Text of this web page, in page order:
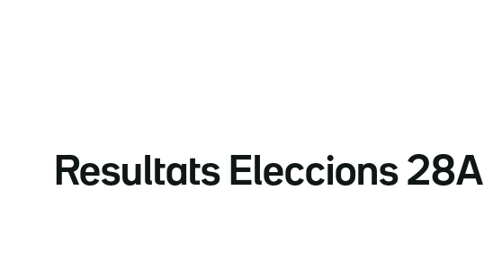
Resultats Eleccions 28A